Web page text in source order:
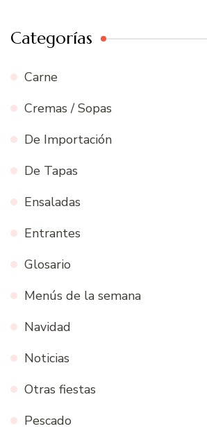
Categorías
Carne
Cremas / Sopas
De Importación
De Tapas
Ensaladas
Entrantes
Glosario
Menús de la semana
Navidad
Noticias
Otras fiestas
Pescado